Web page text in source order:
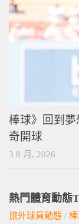
棒球》回到
奇開球
3 8 月, 2026
熱門體育動態
旅外球員動態 /